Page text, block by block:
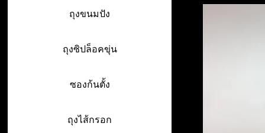
ถุงขนมปัง
ถุงซิปล็อคขุ่น
ซองก้นตั้ง
ถุงไส้กรอก